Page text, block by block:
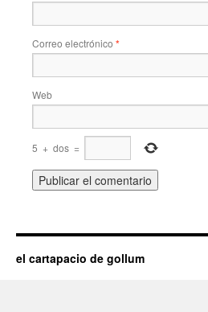
Correo electrónico *
Web
5 + dos =
el cartapacio de gollum